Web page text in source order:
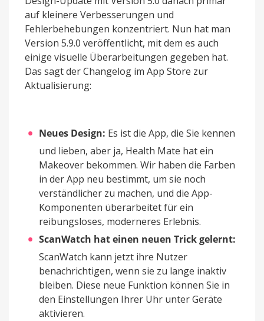
auf kleinere Verbesserungen und
Fehlerbehebungen konzentriert. Nun hat man
Version 5.9.0 veröffentlicht, mit dem es auch
einige visuelle Überarbeitungen gegeben hat.
Das sagt der Changelog im App Store zur
Aktualisierung:
Neues Design: Es ist die App, die Sie kennen
und lieben, aber ja, Health Mate hat ein
Makeover bekommen. Wir haben die Farben
in der App neu bestimmt, um sie noch
verständlicher zu machen, und die App-
Komponenten überarbeitet für ein
reibungsloses, moderneres Erlebnis.
ScanWatch hat einen neuen Trick gelernt:
ScanWatch kann jetzt ihre Nutzer
benachrichtigen, wenn sie zu lange inaktiv
bleiben. Diese neue Funktion können Sie in
den Einstellungen Ihrer Uhr unter Geräte
aktivieren.